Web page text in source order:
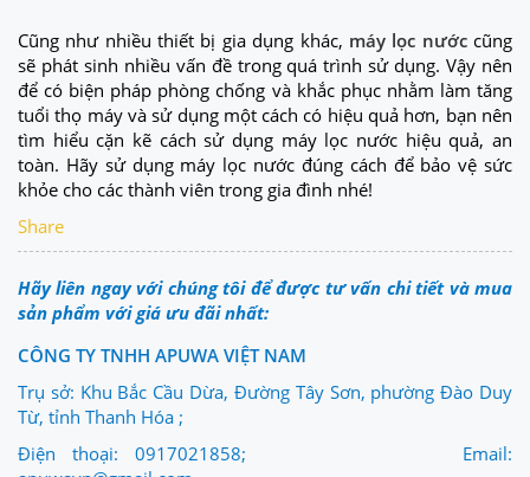
Cũng như nhiều thiết bị gia dụng khác, máy lọc nướccũng
sẽ phát sinh nhiều vấn đề trong quá trình sử dụng. Vậy nên
để có biện pháp phòng chống và khắc phục nhằm làm tăng
tuổi thọ máy và sử dụng một cách có hiệu quả hơn, bạn nên
tìm hiểu cặn kẽ cách sử dụng máy lọc nước hiệu quả, an
toàn. Hãy sử dụng máy lọc nước đúng cách để bảo vệ sức
khỏe cho các thành viên trong gia đình nhé!
Share
Hãy liên ngay với chúng tôi để được tư vấn chi tiết và mua
sản phẩm với giá ưu đãi nhất:
CÔNG TY TNHH APUWA VIỆT NAM
Trụ sở: Khu Bắc Cầu Dừa, Đường Tây Sơn, phường Đào Duy
Từ, tỉnh Thanh Hóa ;
Điện thoại: 0917021858; Email: